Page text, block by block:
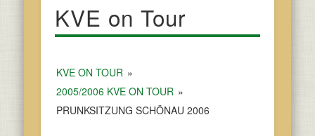
KVE on Tour
KVE ON TOUR »
2005/2006 KVE ON TOUR »
PRUNKSITZUNG SCHÖNAU 2006